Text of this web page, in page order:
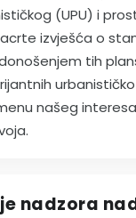
(UPU) i
izvješća o
tih
našeg
nadzora